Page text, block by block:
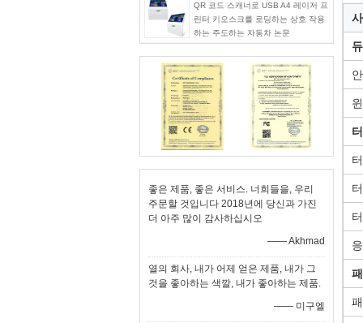
QR 코드 스캐너로 USB A4 레이저 프
린터 키오스크를 로딩하는 상호 작용
하는 주도하는 자동차 논문
좋은 제품, 좋은 서비스. 너희들을, 우리
주문할 것입니다 2018년에 당신과 가진
더 아주 많이 감사하십시오
—— Akhmad
열의 회사, 내가 어제 얻은 제품, 내가 그
것을 좋아하는 색깔, 내가 좋아하는 제품.
—— 미구엘